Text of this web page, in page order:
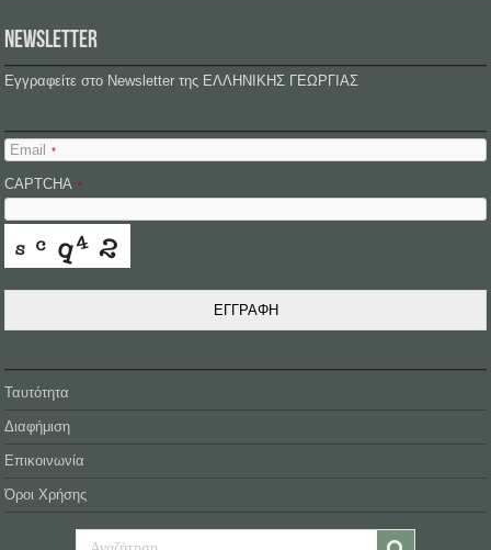
NEWSLETTER
Εγγραφείτε στο Newsletter της ΕΛΛΗΝΙΚΗΣ ΓΕΩΡΓΙΑΣ
Email *
CAPTCHA *
ΕΓΓΡΑΦΗ
Ταυτότητα
Διαφήμιση
Επικοινωνία
Όροι Χρήσης